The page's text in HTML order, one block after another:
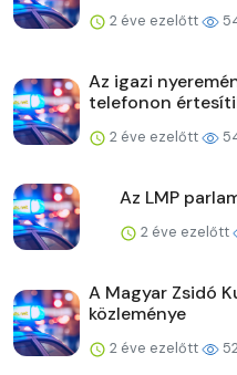
2 éve ezelőtt
Az igazi
telefonon
2 éve ezelőtt
Az LMP
2 éve ezelőtt
A Magyar Zsidó
közleménye
2 éve ezelőtt